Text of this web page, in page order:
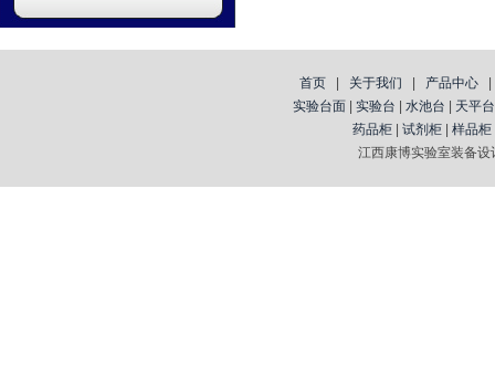
首页 关于我们 产品中心
实验台面
实验台 水池台
天平台
药品柜
试剂柜 样品柜
江西康博实验室装备